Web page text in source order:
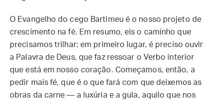
O Evangelho do cego Bartimeu é o nosso projeto de
crescimento na fé. Em resumo, eis o caminho que
precisamos trilhar: em primeiro lugar, é preciso ouvir
a Palavra de Deus, que faz ressoar o Verbo interior
que está em nosso coração. Começamos, então, a
pedir mais fé, que é o que fará com que deixemos as
obras da carne — a luxúria e a gula, aquilo que nos